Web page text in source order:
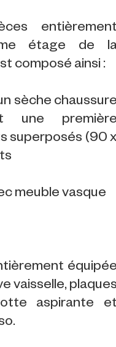
étage de
composé ainsi :
sèche
une
superposés (90
meuble vasque
vaisselle,
aspirante